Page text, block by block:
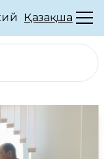
Қазақша